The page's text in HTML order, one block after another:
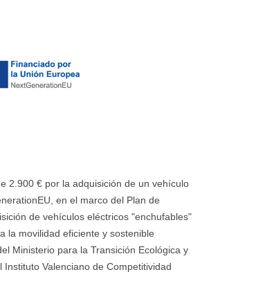
2.900 € por la adquisición de un vehículo
en el marco del Plan de
de vehículos eléctricos "enchufables"
la movilidad eficiente y sostenible
Ministerio para la Transición Ecológica y
Valenciano de Competitividad